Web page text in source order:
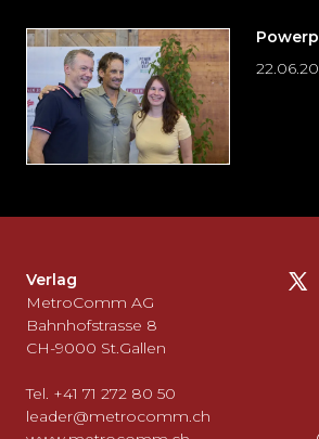
auslassen
und
zurück
zum
gehen?
Verlag
MetroComm AG
Bahnhofstrasse 8
CH-9000 St.Gallen
Tel. +41 71 272 80 50
leader@metrocomm.ch